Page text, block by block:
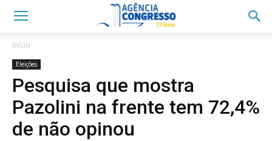
Início
Eleições
Pesquisa que mostra
Pazolini na frente tem 72,4%
de não opinou